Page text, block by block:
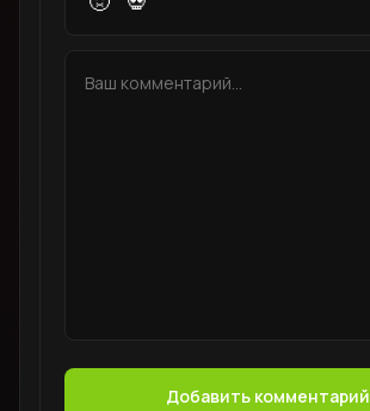
Добавить комментарий